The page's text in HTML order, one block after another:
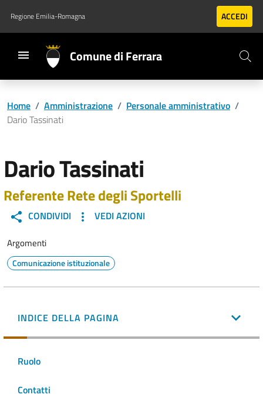
Vai al contenuto principale
Vai al footer
Regione Emilia-Romagna ACCEDI
Comune di Ferrara
Home / Amministrazione / Personale amministrativo /
Dario Tassinati
Dario Tassinati
Referente Rete degli Sportelli
CONDIVIDI VEDI AZIONI
Argomenti
Comunicazione istituzionale
INDICE DELLA PAGINA
Ruolo
Contatti